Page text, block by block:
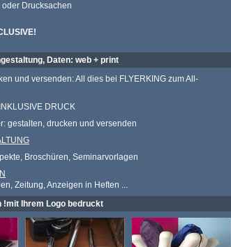
Drucksachen
Daten: web + print
und versenden: All dies bei FLYERKING zum All-
DRUCK
gestalten, drucken und versenden
Broschüren, Seminarvorlagen
Zeitung, Anzeigen in Heften ...
!mit Ihrem Logo bedruckt